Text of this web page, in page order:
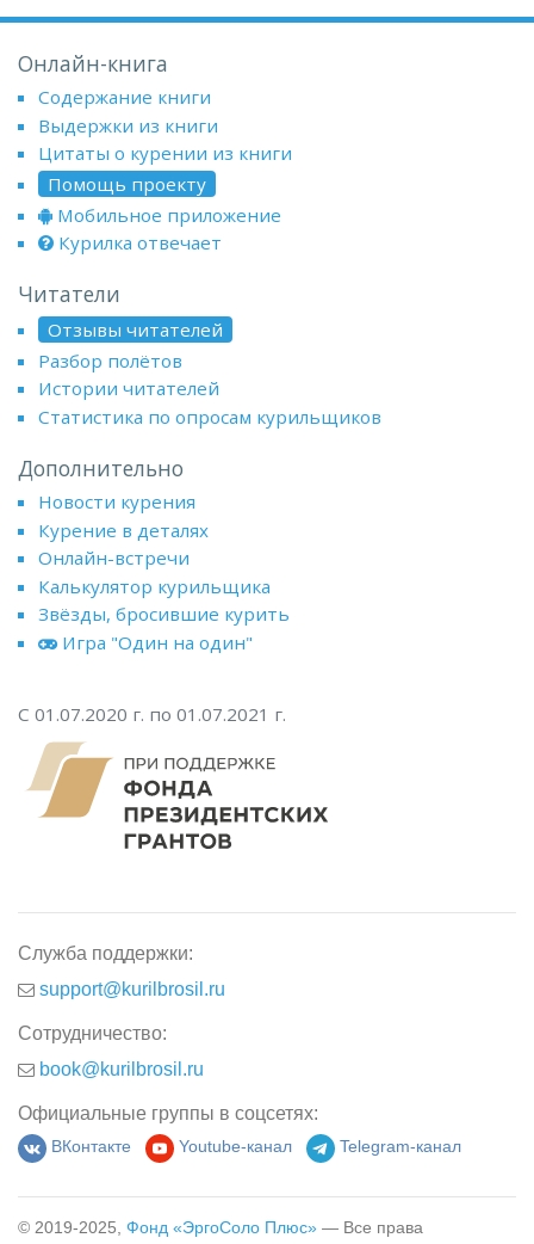
Онлайн-книга
Содержание книги
Выдержки из книги
Цитаты о курении из книги
Помощь проекту
Мобильное приложение
Курилка отвечает
Читатели
Отзывы читателей
Разбор полётов
Истории читателей
Статистика по опросам курильщиков
Дополнительно
Новости курения
Курение в деталях
Онлайн-встречи
Калькулятор курильщика
Звёзды, бросившие курить
Игра "Один на один"
С 01.07.2020 г. по 01.07.2021 г.
Служба поддержки:
support@kurilbrosil.ru
Сотрудничество:
book@kurilbrosil.ru
Официальные группы в соцсетях:
ВКонтакте Youtube-канал Telegram-канал
© 2019-2025, Фонд «ЭргоСоло Плюс» — Все права